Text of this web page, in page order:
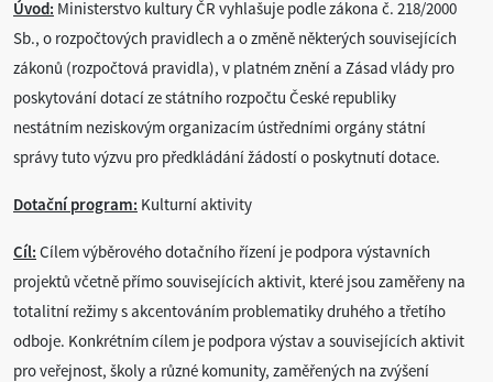
Úvod: Ministerstvo kultury ČR vyhlašuje podle zákona č. 218/2000
Sb., o rozpočtových pravidlech a o změně některých souvisejících
zákonů (rozpočtová pravidla), v platném znění a Zásad vlády pro
poskytování dotací ze státního rozpočtu České republiky
nestátním neziskovým organizacím ústředními orgány státní
správy tuto výzvu pro předkládání žádostí o poskytnutí dotace.
Dotační program: Kulturní aktivity
Cíl: Cílem výběrového dotačního řízení je podpora výstavních
projektů včetně přímo souvisejících aktivit, které jsou zaměřeny na
totalitní režimy s akcentováním problematiky druhého a třetího
odboje. Konkrétním cílem je podpora výstav a souvisejících aktivit
pro veřejnost, školy a různé komunity, zaměřených na zvýšení